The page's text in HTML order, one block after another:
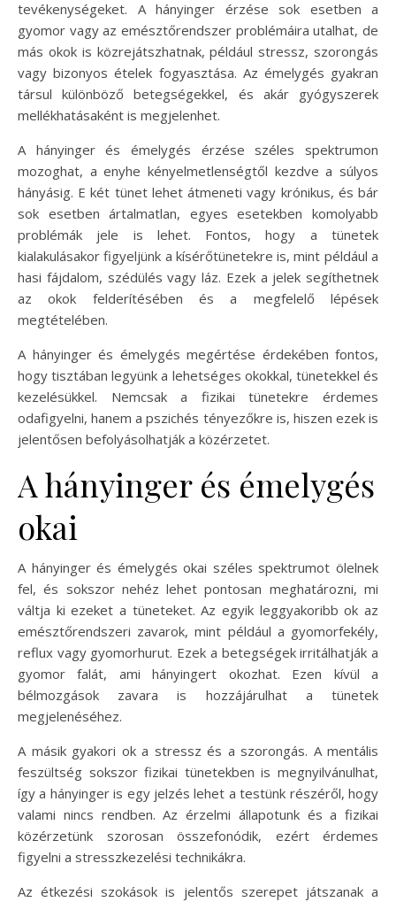
tevékenységeket. A hányinger érzése sok esetben a
gyomor vagy az emésztőrendszer problémáira utalhat, de
más okok is közrejátszhatnak, például stressz, szorongás
vagy bizonyos ételek fogyasztása. Az émelygés gyakran
társul különböző betegségekkel, és akár gyógyszerek
mellékhatásaként is megjelenhet.
A hányinger és émelygés érzése széles spektrumon
mozoghat, a enyhe kényelmetlenségtől kezdve a súlyos
hányásig. E két tünet lehet átmeneti vagy krónikus, és bár
sok esetben ártalmatlan, egyes esetekben komolyabb
problémák jele is lehet. Fontos, hogy a tünetek
kialakulásakor figyeljünk a kísérőtünetekre is, mint például a
hasi fájdalom, szédülés vagy láz. Ezek a jelek segíthetnek
az okok felderítésében és a megfelelő lépések
megtételében.
A hányinger és émelygés megértése érdekében fontos,
hogy tisztában legyünk a lehetséges okokkal, tünetekkel és
kezelésükkel. Nemcsak a fizikai tünetekre érdemes
odafigyelni, hanem a pszichés tényezőkre is, hiszen ezek is
jelentősen befolyásolhatják a közérzetet.
A hányinger és émelygés
okai
A hányinger és émelygés okai széles spektrumot ölelnek
fel, és sokszor nehéz lehet pontosan meghatározni, mi
váltja ki ezeket a tüneteket. Az egyik leggyakoribb ok az
emésztőrendszeri zavarok, mint például a gyomorfekély,
reflux vagy gyomorhurut. Ezek a betegségek irritálhatják a
gyomor falát, ami hányingert okozhat. Ezen kívül a
bélmozgások zavara is hozzájárulhat a tünetek
megjelenéséhez.
A másik gyakori ok a stressz és a szorongás. A mentális
feszültség sokszor fizikai tünetekben is megnyilvánulhat,
így a hányinger is egy jelzés lehet a testünk részéről, hogy
valami nincs rendben. Az érzelmi állapotunk és a fizikai
közérzetünk szorosan összefonódik, ezért érdemes
figyelni a stresszkezelési technikákra.
Az étkezési szokások is jelentős szerepet játszanak a